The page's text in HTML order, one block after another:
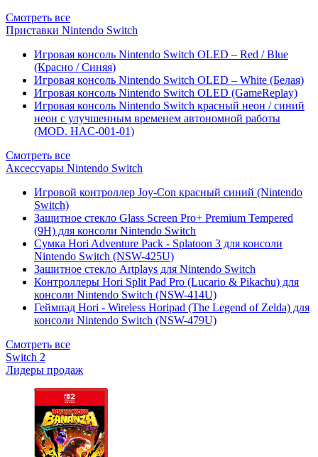
Смотреть все
Приставки Nintendo Switch
Игровая консоль Nintendo Switch OLED – Red / Blue
(Красно / Синяя)
Игровая консоль Nintendo Switch OLED – White (Белая)
Игровая консоль Nintendo Switch OLED (GameReplay)
Игровая консоль Nintendo Switch красный неон / синий
неон с улучшенным временем автономной работы
(MOD. HAC-001-01)
Смотреть все
Аксессуары Nintendo Switch
Игровой контроллер Joy-Con красный синий (Nintendo
Switch)
Защитное стекло Glass Screen Pro+ Premium Tempered
(9H) для консоли Nintendo Switch
Сумка Hori Adventure Pack - Splatoon 3 для консоли
Nintendo Switch (NSW-425U)
Защитное стекло Artplays для Nintendo Switch
Контроллеры Hori Split Pad Pro (Lucario & Pikachu) для
консоли Nintendo Switch (NSW-414U)
Геймпад Hori - Wireless Horipad (The Legend of Zelda) для
консоли Nintendo Switch (NSW-479U)
Смотреть все
Switch 2
Лидеры продаж